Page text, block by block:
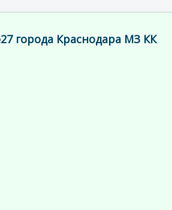
города Краснодара МЗ КК